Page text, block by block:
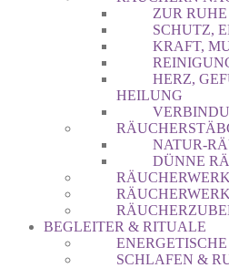
ZUR
SCHUTZ,
KRAFT,
HERZ,
HEILUNG
NATUR-
DÜNNE
BEGLEITER & RITUALE
SCHLAFEN &